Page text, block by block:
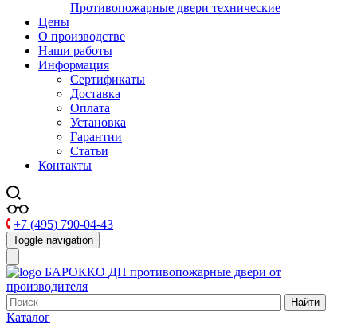
Противопожарные двери технические
Цены
О производстве
Наши работы
Информация
Сертификаты
Доставка
Оплата
Установка
Гарантии
Статьи
Контакты
+7 (495) 790-04-43
Toggle navigation
БАРОККО ДП противопожарные двери от
производителя
Найти
Каталог